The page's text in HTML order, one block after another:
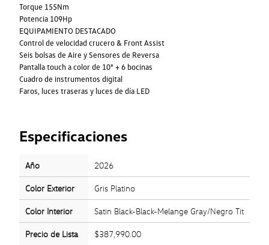
Torque 155Nm
Potencia 109Hp
EQUIPAMIENTO DESTACADO
Control de velocidad crucero & Front Assist
Seis bolsas de Aire y Sensores de Reversa
Pantalla touch a color de 10" + 6 bocinas
Cuadro de instrumentos digital
Faros, luces traseras y luces de día LED
Especificaciones
Año 2026
Color Exterior Gris Platino
Color Interior Satin Black-Black-Melange Gray/Negro Tit
Precio de Lista $387,990.00